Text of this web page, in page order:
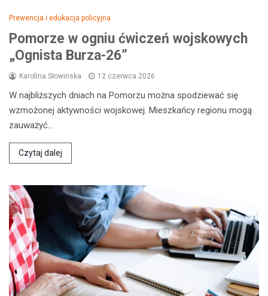
Prewencja i edukacja policyjna
Pomorze w ogniu ćwiczeń wojskowych
„Ognista Burza-26”
Karolina Słowińska 12 czerwca 2026
W najbliższych dniach na Pomorzu można spodziewać się
wzmożonej aktywności wojskowej. Mieszkańcy regionu mogą
zauważyć…
Czytaj dalej